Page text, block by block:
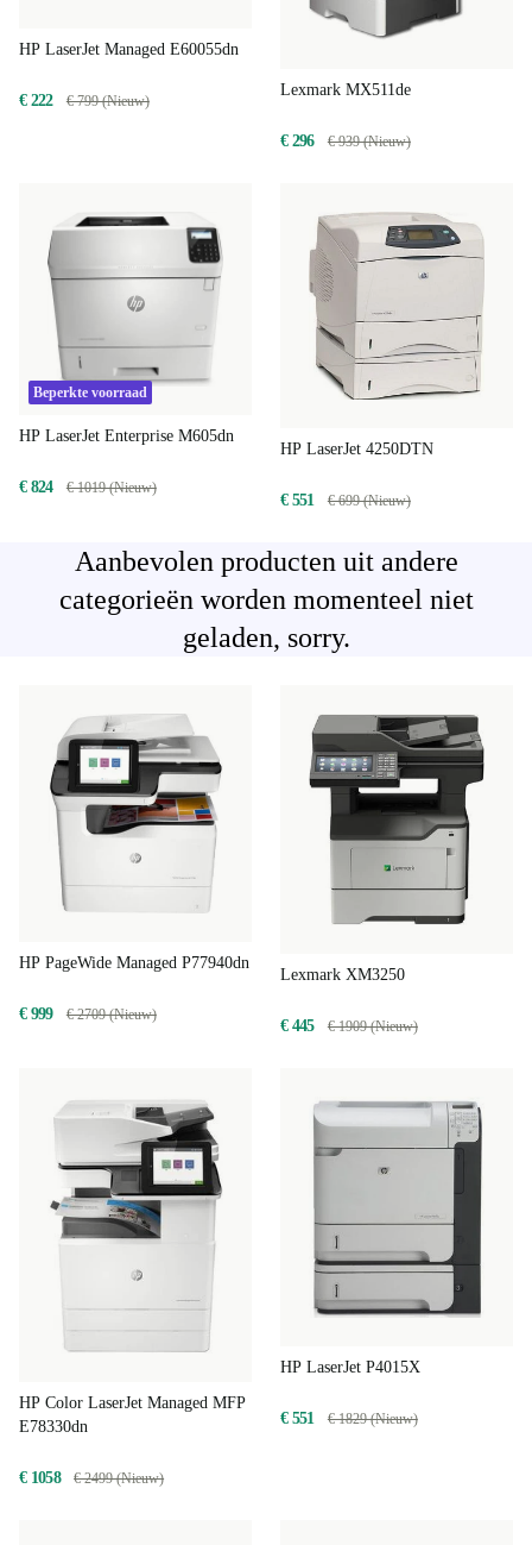
HP LaserJet Managed E60055dn
€ 222 € 799 (Nieuw)
Lexmark MX511de
€ 296 € 939 (Nieuw)
Beperkte voorraad
HP LaserJet Enterprise M605dn
€ 824 € 1019 (Nieuw)
HP LaserJet 4250DTN
€ 551 € 699 (Nieuw)
Aanbevolen producten uit andere
categorieën worden momenteel niet
geladen, sorry.
HP PageWide Managed P77940dn
€ 999 € 2709 (Nieuw)
Lexmark XM3250
€ 445 € 1909 (Nieuw)
HP Color LaserJet Managed MFP
E78330dn
€ 1058 € 2499 (Nieuw)
HP LaserJet P4015X
€ 551 € 1829 (Nieuw)